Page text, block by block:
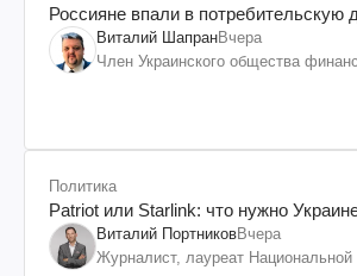
Россияне впали в потребительскую
Виталий ШапранВчера
Член Украинского общества
Политика
Patriot или Starlink: что нужно
Виталий ПортниковВчера
Журналист, лауреат Национальной